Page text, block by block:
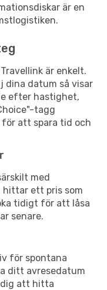
är en
är enkelt.
dina datum så visar
efter hastighet,
tagg
för att spara tid och
med
hittar ett pris som
tidigt för att låsa
senare.
för spontana
ditt avresedatum
dig att hitta